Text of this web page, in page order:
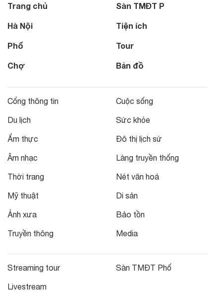
Trang chủ
Hà Nội
Phố
Chợ
Sàn TMĐT P
Tiện ích
Tour
Bản đồ
Cổng thông tin
Du lịch
Ẩm thực
Âm nhạc
Thời trang
Mỹ thuật
Ảnh xưa
Truyền thông
Cuộc sống
Sức khỏe
Đô thị lịch sử
Làng truyền thống
Nét văn hoá
Di sản
Bảo tồn
Media
Streaming tour
Livestream
Sàn TMĐT Phố